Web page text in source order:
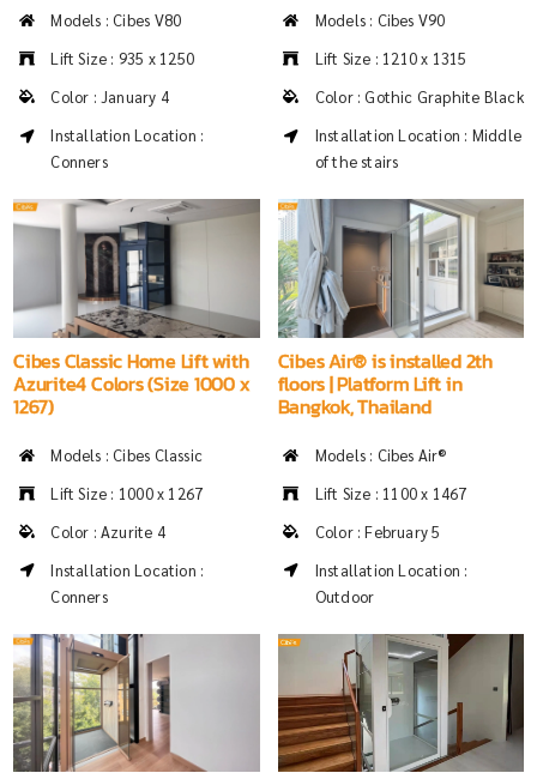
Models : Cibes V80
Lift Size : 935 x 1250
Color : January 4
Installation Location :
Conners
Models : Cibes V90
Lift Size : 1210 x 1315
Color : Gothic Graphite Black
Installation Location : Middle
of the stairs
Cibes Classic Home Lift with
Azurite4 Colors (Size 1000 x
1267)
Models : Cibes Classic
Lift Size : 1000 x 1267
Color : Azurite 4
Installation Location :
Conners
Cibes Air® is installed 2th
floors | Platform Lift in
Bangkok, Thailand
Models : Cibes Air®
Lift Size : 1100 x 1467
Color : February 5
Installation Location :
Outdoor